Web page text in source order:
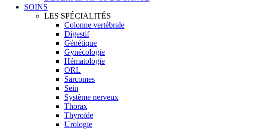
SOINS
LES SPÉCIALITÉS
Colonne vertébrale
Digestif
Génétique
Gynécologie
Hématologie
ORL
Sarcomes
Sein
Système nerveux
Thorax
Thyroïde
Urologie